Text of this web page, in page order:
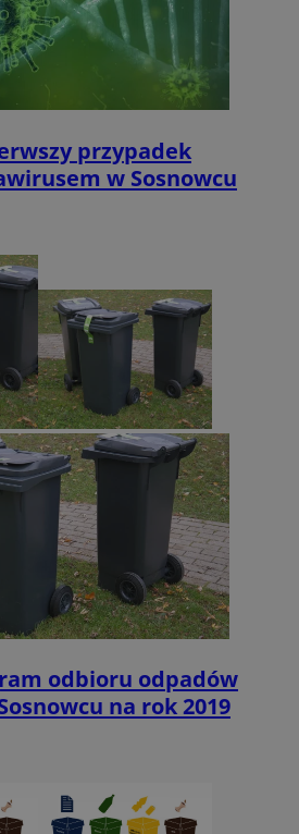
przypadek
w Sosnowcu
odbioru odpadów
na rok 2019